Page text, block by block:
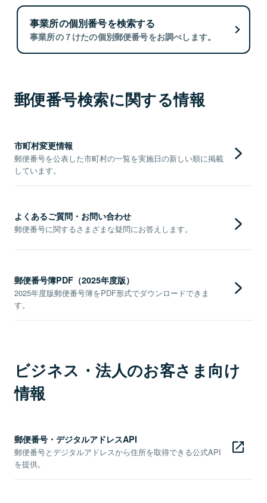
事業所の個別番号を検索する
事業所の７けたの個別郵便番号をお調べします。
郵便番号検索に関する情報
市町村変更情報
郵便番号を公表した市町村の一覧を実施日の新しい順に掲載
しています。
よくあるご質問・お問い合わせ
郵便番号に関するさまざまな疑問にお答えします。
郵便番号簿PDF（2025年度版）
2025年度版郵便番号簿をPDF形式でダウンロードできま
す。
ビジネス・法人のお客さま向け
情報
郵便番号・デジタルアドレスAPI
郵便番号とデジタルアドレスから住所を取得できる公式API
を提供。